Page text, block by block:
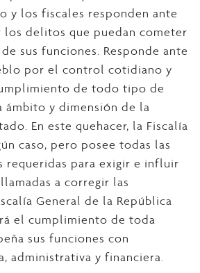
y los fiscales responden ante
delitos que puedan cometer
sus funciones. Responde ante
por el control cotidiano y
de todo tipo de
ámbito y dimensión de la
En este quehacer, la Fiscalía
caso, pero posee todas las
requeridas para exigir e influir
a corregir las
General de la República
el cumplimiento de toda
sus funciones con
administrativa y financiera.